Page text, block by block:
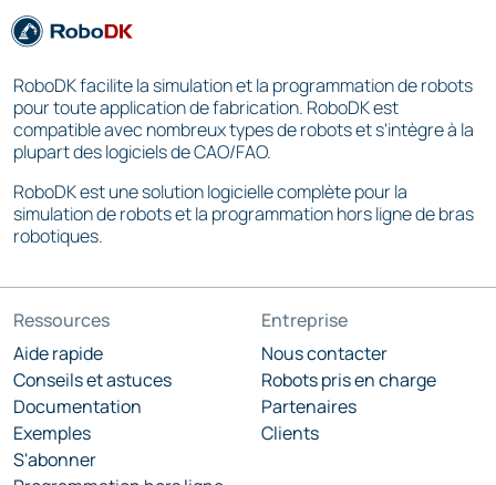
RoboDK facilite la simulation et la programmation de robots
pour toute application de fabrication. RoboDK est
compatible avec nombreux types de robots et s'intègre à la
plupart des logiciels de CAO/FAO.
RoboDK est une solution logicielle complète pour la
simulation de robots et la programmation hors ligne de bras
robotiques.
Ressources
Aide rapide
Conseils et astuces
Documentation
Exemples
S'abonner
Entreprise
Nous contacter
Robots pris en charge
Partenaires
Clients